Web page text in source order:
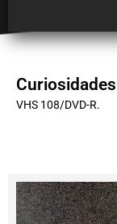
VHS 108/DVD-R.